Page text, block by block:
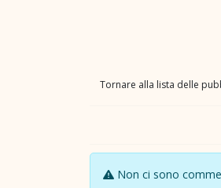
Tornare alla lista delle
Non ci sono